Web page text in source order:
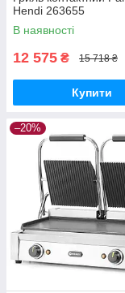
Hendi 263655
В наявності
12 575 ₴ 15 718 ₴
Купити
–20%